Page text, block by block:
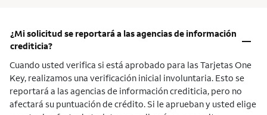
¿Mi solicitud se reportará a las agencias de información
crediticia?
–
Cuando usted verifica si está aprobado para las Tarjetas One
Key, realizamos una verificación inicial involuntaria. Esto se
reportará a las agencias de información crediticia, pero no
afectará su puntuación de crédito. Si le aprueban y usted elige